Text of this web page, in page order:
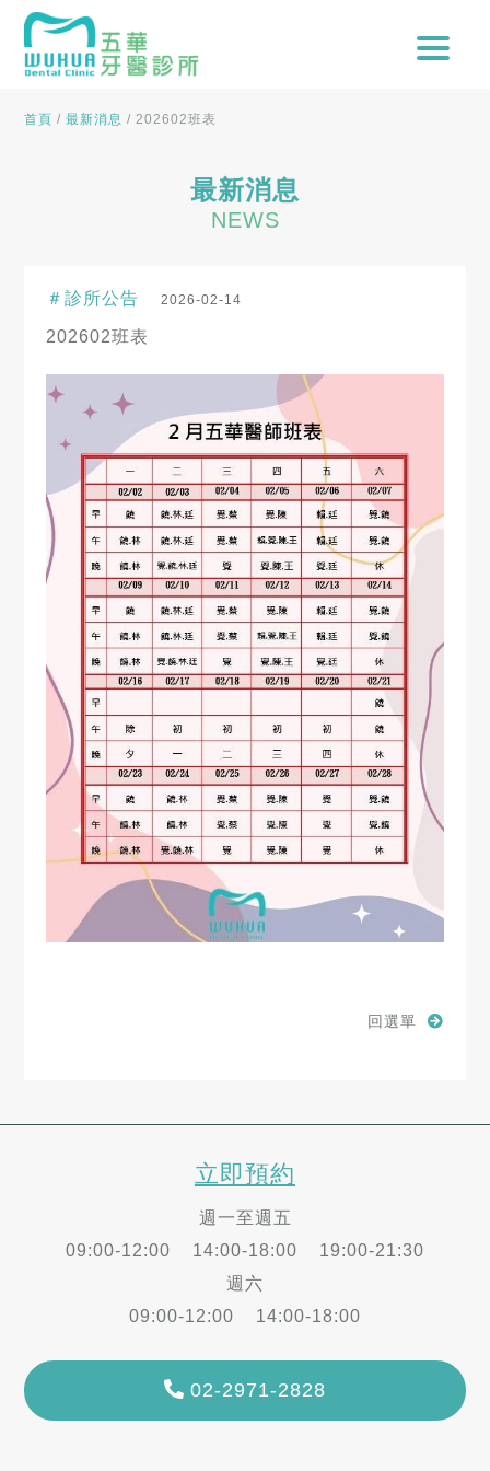
首頁 /最新消息 / 202602班表
最新消息
NEWS
＃診所公告 2026-02-14
202602班表
回選單
立即預約
週一至週五
09:00-12:00 14:00-18:00 19:00-21:30
週六
09:00-12:00 14:00-18:00
02-2971-2828